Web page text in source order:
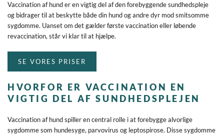
Vaccination af hund er en vigtig del af den forebyggende sundhedspleje
og bidrager til at beskytte både din hund og andre dyr mod smitsomme
sygdomme. Uanset om det gælder første vaccination eller løbende
revaccination, står vi klar til at hjælpe.
SE VORES PRISER
HVORFOR ER VACCINATION EN
VIGTIG DEL AF SUNDHEDSPLEJEN
Vaccination af hund spiller en central rolle i at forebygge alvorlige
sygdomme som hundesyge, parvovirus og leptospirose. Disse sygdomme